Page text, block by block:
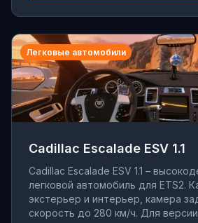
Легковые автомобили
Cadillac Escalade ESV 1.1
Cadillac Escalade ESV 1.1 –
легковой автомобиль для ETS2.
экстерьер и интерьер, камера
скорость до 280 км/ч. Для версии